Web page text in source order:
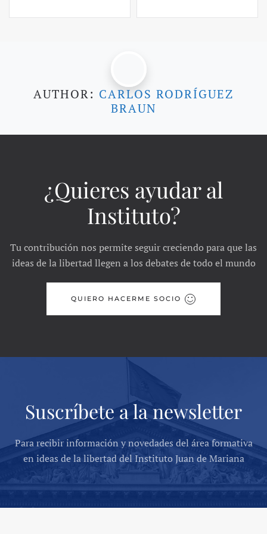
AUTHOR: CARLOS RODRÍGUEZ
BRAUN
¿Quieres ayudar al
Instituto?
Tu contribución nos permite seguir creciendo para que las
ideas de la libertad llegen a los debates de todo el mundo
QUIERO HACERME SOCIO
Suscríbete a la newsletter
Para recibir información y novedades del área formativa
en ideas de la libertad del Instituto Juan de Mariana